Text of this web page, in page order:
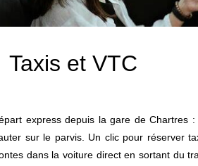
Taxis et VTC
express depuis la gare de Chartres
sur le parvis. Un clic pour réserver
dans la voiture direct en sortant du